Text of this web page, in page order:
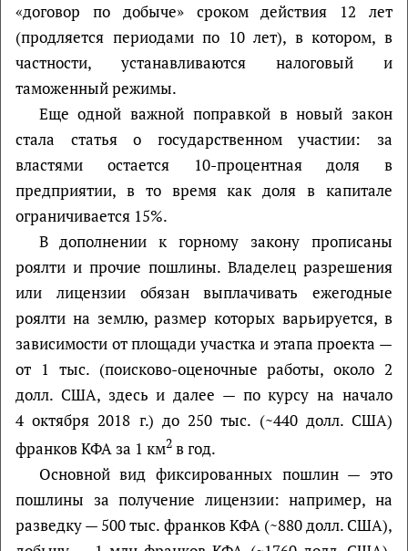
«договор по добыче» сроком действия 12 лет
(продляется периодами по 10 лет), в котором, в
частности, устанавливаются налоговый и
таможенный режимы.
Еще одной важной поправкой в новый закон
стала статья о государственном участии: за
властями остается 10-процентная доля в
предприятии, в то время как доля в капитале
ограничивается 15%.
В дополнении к горному закону прописаны
роялти и прочие пошлины. Владелец разрешения
или лицензии обязан выплачивать ежегодные
роялти на землю, размер которых варьируется, в
зависимости от площади участка и этапа проекта —
от 1 тыс. (поисково-оценочные работы, около 2
долл. США, здесь и далее — по курсу на начало
4 октября 2018 г.) до 250 тыс. (~440 долл. США)
франков КФА за 1 км2 в год.
Основной вид фиксированных пошлин — это
пошлины за получение лицензии: например, на
разведку — 500 тыс. франков КФА (~880 долл. США),